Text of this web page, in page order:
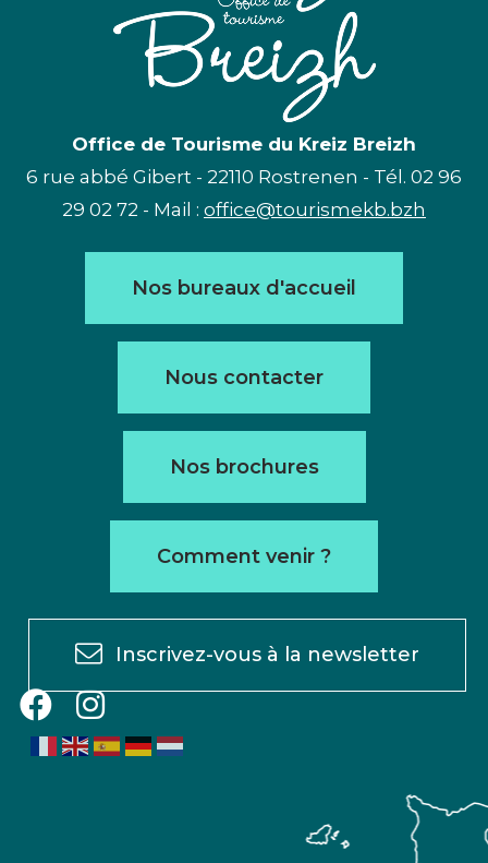
Office de Tourisme du Kreiz Breizh
6 rue abbé Gibert - 22110 Rostrenen - Tél. 02 96
29 02 72 - Mail : office@tourismekb.bzh
Nos bureaux d'accueil
Nous contacter
Nos brochures
Comment venir ?
Inscrivez-vous à la newsletter